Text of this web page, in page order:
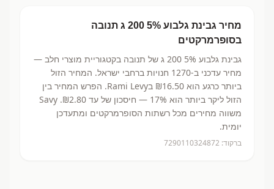
מחיר גבינת גלבוע 5% 200 ג
תנובה
בסופרמרקטים
גבינת גלבוע 5% 200 ג של תנובה בקטגוריית מוצרי חלב —
מחיר עדכני ב-1270 חנויות ברחבי ישראל. המחיר הזול
ביותר כרגע הוא ₪16.50
בRami Levy.
הפרש המחיר בין
הזול ליקר ביותר הוא 17% — חיסכון של עד ₪2.80.
Savy
משווה מחירים מכל רשתות הסופרמרקטים ומתעדכן
יומית.
ברקוד: 7290110324872